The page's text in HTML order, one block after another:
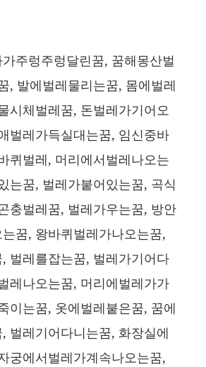
주렁주렁달린꿈, 꿈해몽산벌
, 발에벌레물리는꿈, 몸에벌레
시체벌레꿈, 돈벌레가기어오
벌레가득실대는꿈, 임신중바
퀴벌레, 머리에서벌레나오는
는꿈, 벌레가붙어있는꿈, 곡식
충벌레꿈, 벌레가우는꿈, 방안
꿈, 왕바퀴벌레가나오는꿈,
벌레를잡는꿈, 벌레가기어다
레나오는꿈, 머리에벌레가가
이는꿈, 옷에벌레붙은꿈, 꿈에
벌레기어다니는꿈, 화장실에
궁에서벌레가계속나오는꿈,